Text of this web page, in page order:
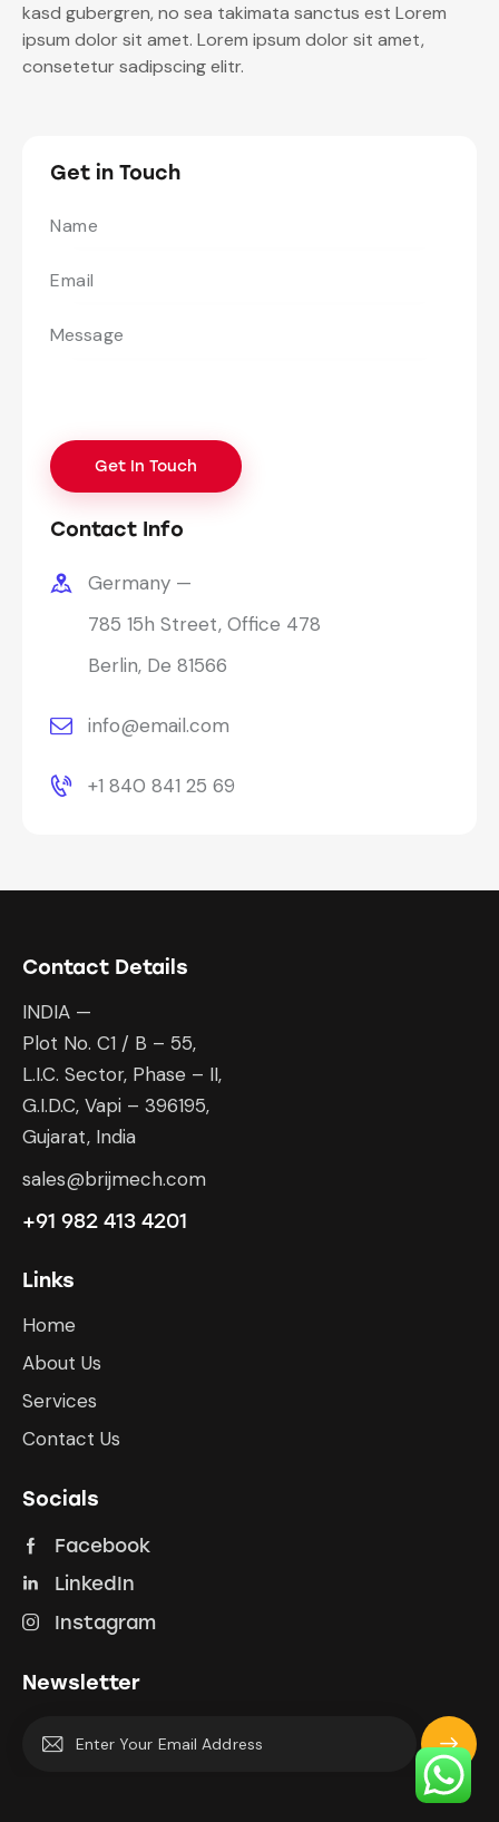
kasd gubergren, no sea takimata sanctus est Lorem
ipsum dolor sit amet. Lorem ipsum dolor sit amet,
consetetur sadipscing elitr.
Get in Touch
Contact Info
Germany —
785 15h Street, Office 478
Berlin, De 81566
info@email.com
+1 840 841 25 69
Contact Details
INDIA —
Plot No. C1 / B – 55,
L.I.C. Sector, Phase – II,
G.I.D.C, Vapi – 396195,
Gujarat, India
sales@brijmech.com
+91 982 413 4201
Links
Home
About Us
Services
Contact Us
Socials
Facebook
LinkedIn
Instagram
Newsletter
Subscrib
e